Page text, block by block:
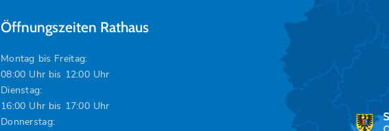
Öffnungszeiten Rathaus
Montag bis Freitag:
08:00 Uhr bis 12:00 Uhr
Dienstag:
16:00 Uhr bis 17:00 Uhr
Donnerstag: